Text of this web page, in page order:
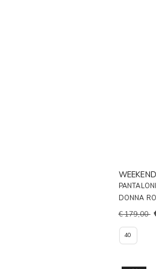
DONNA
€ 179,00
40